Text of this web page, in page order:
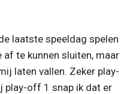
laatste speeldag spelen
te kunnen sluiten, maar
laten vallen. Zeker play-
play-off 1 snap ik dat er